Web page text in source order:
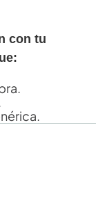
con tu